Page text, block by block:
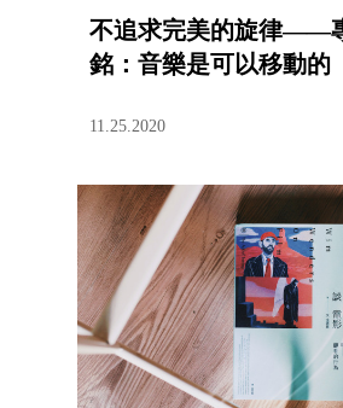
不追求完美的旋律——
銘：音樂是可以移動的
11.25.2020